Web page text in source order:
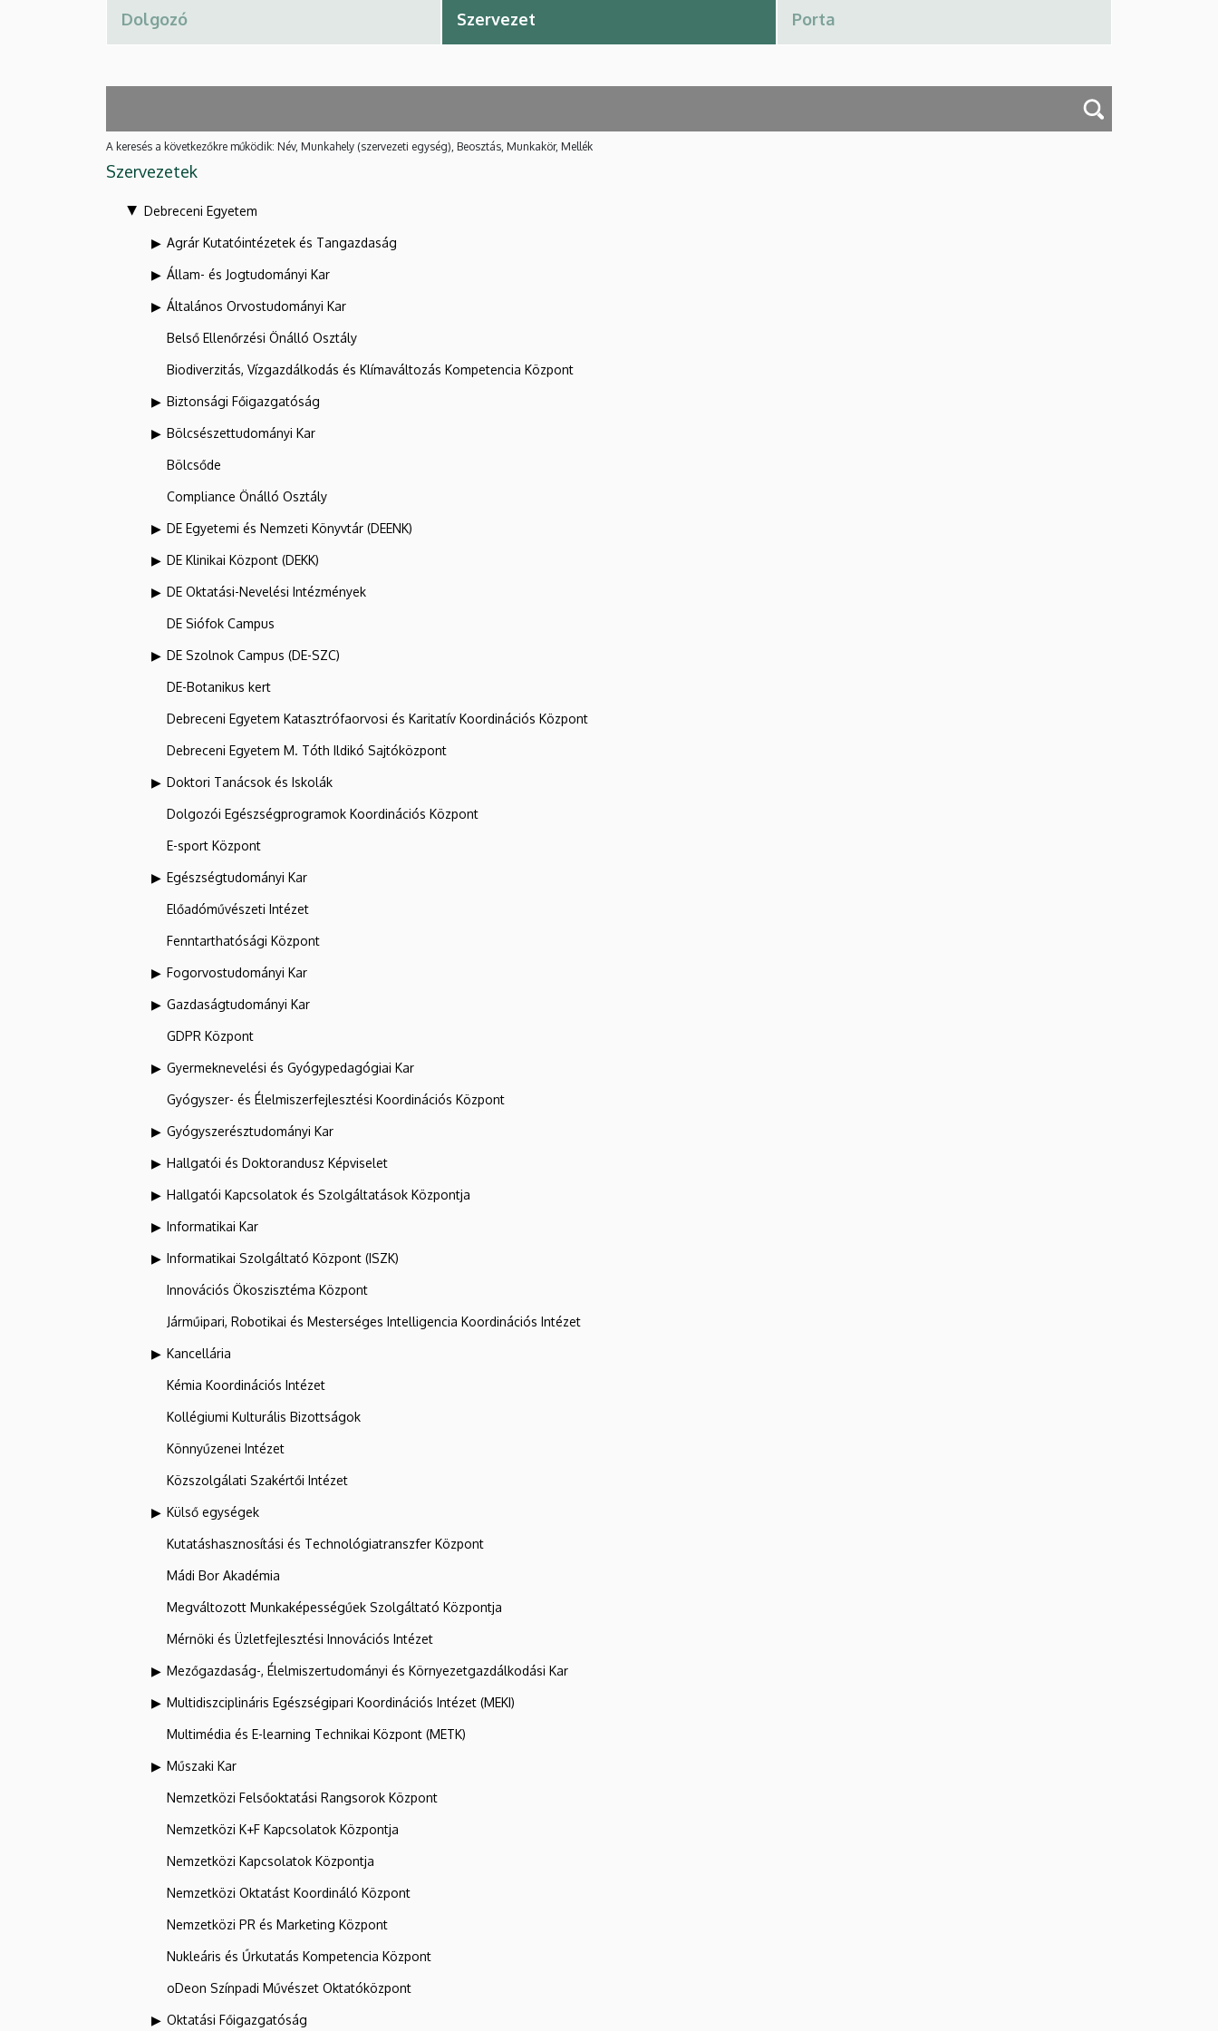
A keresés a következőkre működik: Név, Munkahely (szervezeti egység), Beosztás, Munkakör, Mellék
Szervezetek
Debreceni Egyetem
Agrár Kutatóintézetek és Tangazdaság
Állam- és Jogtudományi Kar
Általános Orvostudományi Kar
Belső Ellenőrzési Önálló Osztály
Biodiverzitás, Vízgazdálkodás és Klímaváltozás Kompetencia Központ
Biztonsági Főigazgatóság
Bölcsészettudományi Kar
Bölcsőde
Compliance Önálló Osztály
DE Egyetemi és Nemzeti Könyvtár (DEENK)
DE Klinikai Központ (DEKK)
DE Oktatási-Nevelési Intézmények
DE Siófok Campus
DE Szolnok Campus (DE-SZC)
DE-Botanikus kert
Debreceni Egyetem Katasztrófaorvosi és Karitatív Koordinációs Központ
Debreceni Egyetem M. Tóth Ildikó Sajtóközpont
Doktori Tanácsok és Iskolák
Dolgozói Egészségprogramok Koordinációs Központ
E-sport Központ
Egészségtudományi Kar
Előadóművészeti Intézet
Fenntarthatósági Központ
Fogorvostudományi Kar
Gazdaságtudományi Kar
GDPR Központ
Gyermeknevelési és Gyógypedagógiai Kar
Gyógyszer- és Élelmiszerfejlesztési Koordinációs Központ
Gyógyszerésztudományi Kar
Hallgatói és Doktorandusz Képviselet
Hallgatói Kapcsolatok és Szolgáltatások Központja
Informatikai Kar
Informatikai Szolgáltató Központ (ISZK)
Innovációs Ökoszisztéma Központ
Járműipari, Robotikai és Mesterséges Intelligencia Koordinációs Intézet
Kancellária
Kémia Koordinációs Intézet
Kollégiumi Kulturális Bizottságok
Könnyűzenei Intézet
Közszolgálati Szakértői Intézet
Külső egységek
Kutatáshasznosítási és Technológiatranszfer Központ
Mádi Bor Akadémia
Megváltozott Munkaképességűek Szolgáltató Központja
Mérnöki és Üzletfejlesztési Innovációs Intézet
Mezőgazdaság-, Élelmiszertudományi és Környezetgazdálkodási Kar
Multidiszciplináris Egészségipari Koordinációs Intézet (MEKI)
Multimédia és E-learning Technikai Központ (METK)
Műszaki Kar
Nemzetközi Felsőoktatási Rangsorok Központ
Nemzetközi K+F Kapcsolatok Központja
Nemzetközi Kapcsolatok Központja
Nemzetközi Oktatást Koordináló Központ
Nemzetközi PR és Marketing Központ
Nukleáris és Űrkutatás Kompetencia Központ
oDeon Színpadi Művészet Oktatóközpont
Oktatási Főigazgatóság